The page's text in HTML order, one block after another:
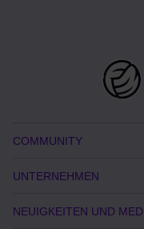
COMMUNITY
UNTERNEHMEN
NEUIGKEITEN UND